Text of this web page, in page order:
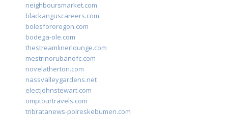
neighboursmarket.com
blackanguscareers.com
bolesfororegon.com
bodega-ole.com
thestreamlinerlounge.com
mestrinorubanofc.com
novelatherton.com
nassvalleygardens.net
electjohnstewart.com
omptourtravels.com
tribratanews-polreskebumen.com